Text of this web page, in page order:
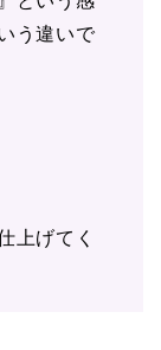
う違いで
上げてく